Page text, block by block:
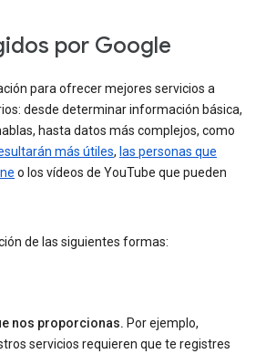
por Google
para ofrecer mejores servicios a
desde determinar información básica,
hasta datos más complejos, como
más útiles, las personas que
o los vídeos de YouTube que pueden
de las siguientes formas:
nos proporcionas. Por ejemplo,
servicios requieren que te registres